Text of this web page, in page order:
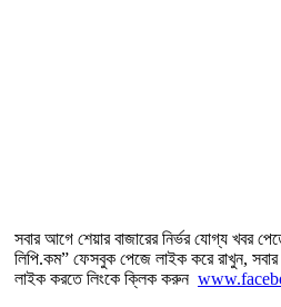
সবার আগে শেয়ার বাজারের নির্ভর যোগ্য খবর
লিপি.কম” ফেসবুক পেজে লাইক করে রাখুন,
লাইক করতে লিংকে ক্লিক করুন